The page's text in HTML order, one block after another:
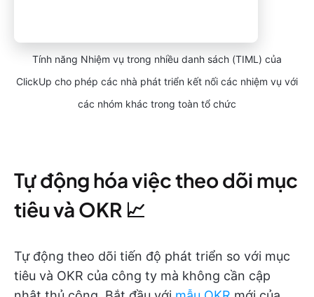
Tính năng Nhiệm vụ trong nhiều danh sách (TIML) của
ClickUp cho phép các nhà phát triển kết nối các nhiệm vụ với
các nhóm khác trong toàn tổ chức
Tự động hóa việc theo dõi mục
tiêu và OKR 📈
Tự động theo dõi tiến độ phát triển so với mục
tiêu và OKR của công ty mà không cần cập